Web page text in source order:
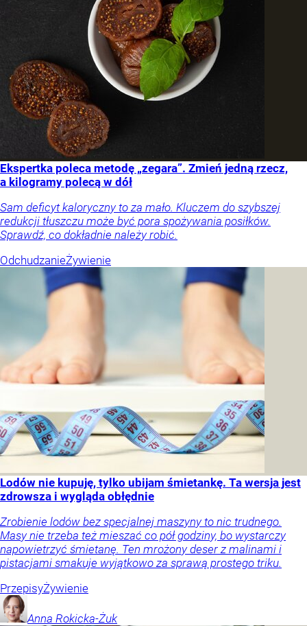
Ekspertka poleca metodę „zegara”. Zmień jedną rzecz,
a kilogramy polecą w dół
Sam deficyt kaloryczny to za mało. Kluczem do szybszej
redukcji tłuszczu może być pora spożywania posiłków.
Sprawdź, co dokładnie należy robić.
OdchudzanieŻywienie
Lodów nie kupuję, tylko ubijam śmietankę. Ta wersja jest
zdrowsza i wygląda obłędnie
Zrobienie lodów bez specjalnej maszyny to nic trudnego.
Masy nie trzeba też mieszać co pół godziny, bo wystarczy
napowietrzyć śmietanę. Ten mrożony deser z malinami i
pistacjami smakuje wyjątkowo za sprawą prostego triku.
PrzepisyŻywienie
Anna Rokicka-Żuk